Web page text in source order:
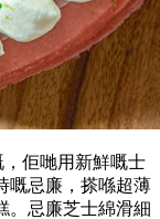
佢哋用新鮮嘅士
嘅忌廉，搽喺超薄
。忌廉芝士綿滑細